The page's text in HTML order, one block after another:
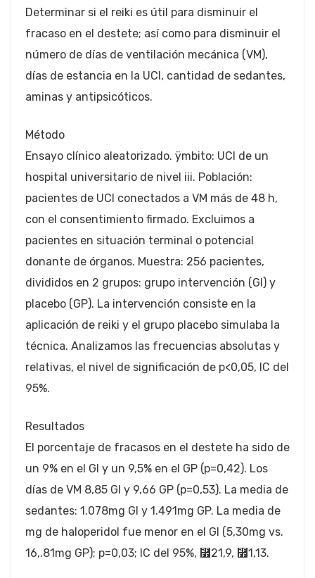
Determinar si el reiki es útil para disminuir el
fracaso en el destete; así como para disminuir el
número de días de ventilación mecánica (VM),
días de estancia en la UCI, cantidad de sedantes,
aminas y antipsicóticos.
Método
Ensayo clínico aleatorizado. ÿmbito: UCI de un
hospital universitario de nivel iii. Población:
pacientes de UCI conectados a VM más de 48 h,
con el consentimiento firmado. Excluimos a
pacientes en situación terminal o potencial
donante de órganos. Muestra: 256 pacientes,
divididos en 2 grupos: grupo intervención (GI) y
placebo (GP). La intervención consiste en la
aplicación de reiki y el grupo placebo simulaba la
técnica. Analizamos las frecuencias absolutas y
relativas, el nivel de significación de p<0,05, IC del
95%.
Resultados
El porcentaje de fracasos en el destete ha sido de
un 9% en el GI y un 9,5% en el GP (p=0,42). Los
días de VM 8,85 GI y 9,66 GP (p=0,53). La media de
sedantes: 1.078mg GI y 1.491mg GP. La media de
mg de haloperidol fue menor en el GI (5,30mg vs.
16,.81mg GP); p=0,03; IC del 95%, ⿿21,9, ⿿1,13.